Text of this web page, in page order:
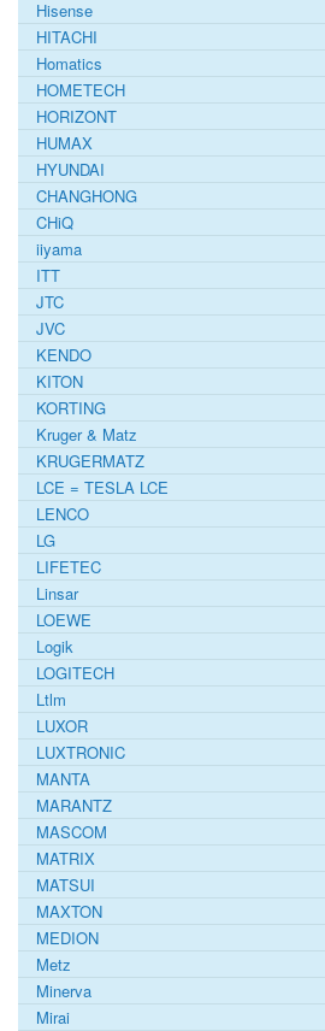
Hisense
HITACHI
Homatics
HOMETECH
HORIZONT
HUMAX
HYUNDAI
CHANGHONG
CHiQ
iiyama
ITT
JTC
JVC
KENDO
KITON
KORTING
Kruger & Matz
KRUGERMATZ
LCE = TESLA LCE
LENCO
LG
LIFETEC
Linsar
LOEWE
Logik
LOGITECH
Ltlm
LUXOR
LUXTRONIC
MANTA
MARANTZ
MASCOM
MATRIX
MATSUI
MAXTON
MEDION
Metz
Minerva
Mirai